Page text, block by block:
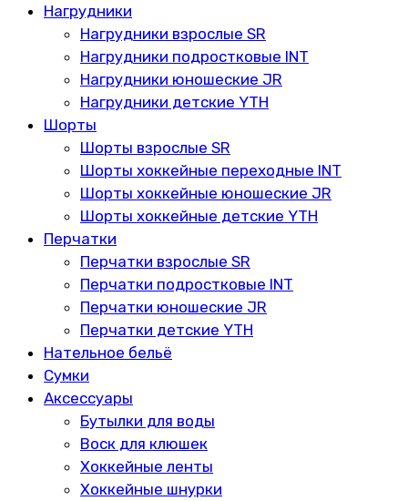
Нагрудники
Нагрудники взрослые SR
Нагрудники подростковые INT
Нагрудники юношеские JR
Нагрудники детские YTH
Шорты
Шорты взрослые SR
Шорты хоккейные переходные INT
Шорты хоккейные юношеские JR
Шорты хоккейные детские YTH
Перчатки
Перчатки взрослые SR
Перчатки подростковые INT
Перчатки юношеские JR
Перчатки детские YTH
Нательное бельё
Сумки
Аксессуары
Бутылки для воды
Воск для клюшек
Хоккейные ленты
Хоккейные шнурки